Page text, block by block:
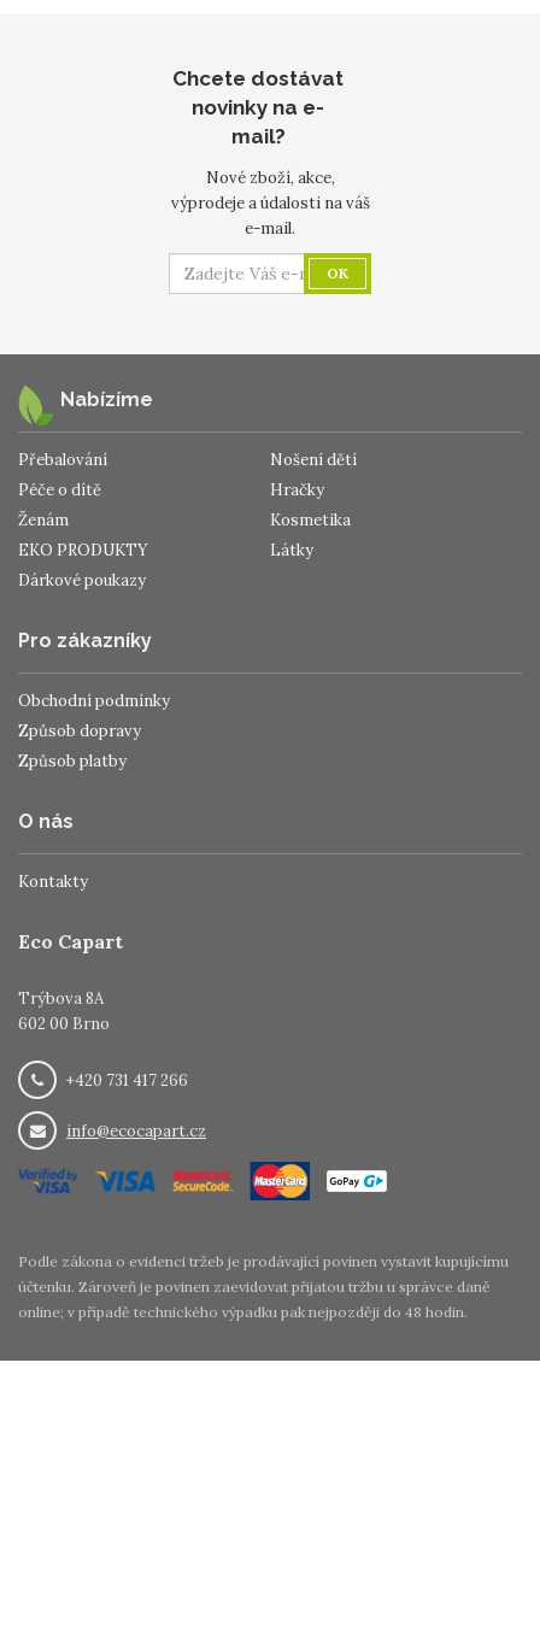
Chcete dostávat
novinky na e-
mail?
Nové zboží, akce,
výprodeje a údalosti na váš
e-mail.
OK
Nabízíme
Přebalování
Nošení dětí
Péče o dítě
Hračky
Ženám
Kosmetika
EKO PRODUKTY
Látky
Dárkové poukazy
Pro zákazníky
Obchodní podmínky
Způsob dopravy
Způsob platby
O nás
Kontakty
Eco Capart
Trýbova 8A
602 00 Brno
+420 731 417 266
info@ecocapart.cz
Podle zákona o evidenci tržeb je prodávající povinen vystavit kupujícímu
účtenku. Zároveň je povinen zaevidovat přijatou tržbu u správce daně
online; v případě technického výpadku pak nejpozději do 48 hodin.